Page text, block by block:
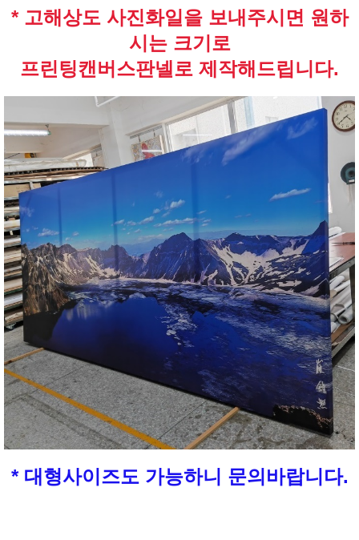
* 고해상도 사진화일을 보내주시면 원하
시는 크기로
프린팅캔버스판넬로 제작해드립니다.
* 대형사이즈도 가능하니 문의바랍니다.